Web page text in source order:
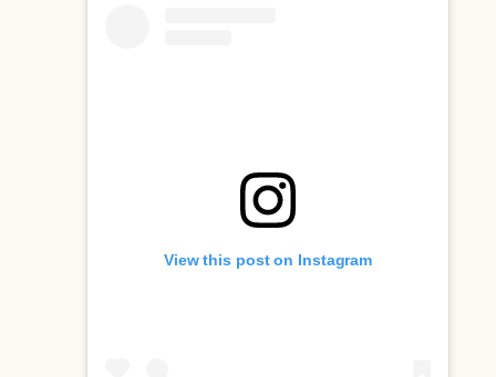
View this post on Instagram